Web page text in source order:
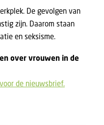
De gevolgen van
zijn. Daarom staan
en seksisme.
over vrouwen in de
de nieuwsbrief.